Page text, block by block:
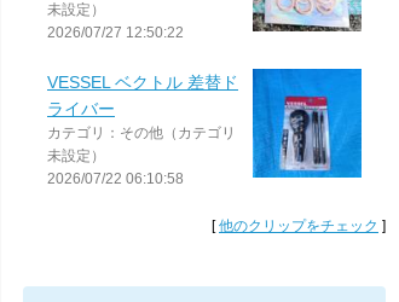
未設定）
2026/07/27 12:50:22
VESSEL ベクトル 差替ド
ライバー
カテゴリ：その他（カテゴリ
未設定）
2026/07/22 06:10:58
[他のクリップをチェック ]